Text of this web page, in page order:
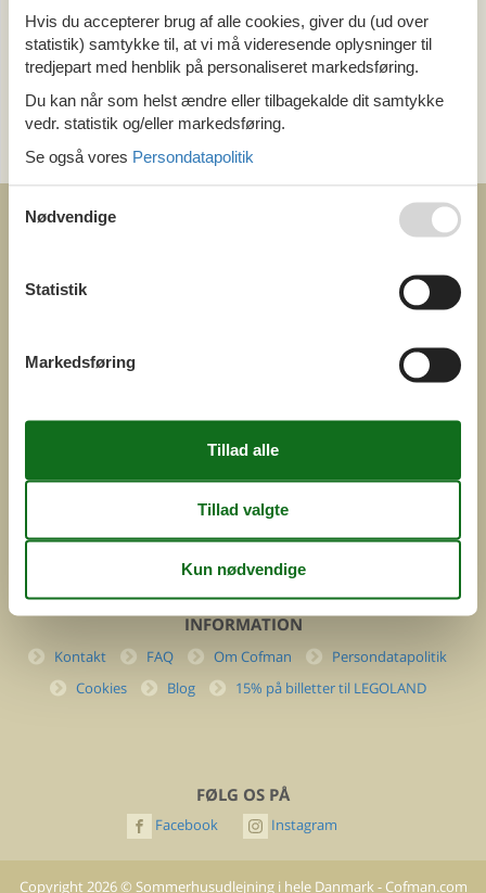
Tema
Alle
Kategori
Alle
Momsnr.: DK26347688
info@cofman.com
INFORMATION
Kontakt FAQ Om Cofman
Persondatapolitik
Cookies
Blog 15% på billetter til LEGOLAND
FØLG OS PÅ
Facebook Instagram
Copyright 2026© Sommerhusudlejning i hele Danmark - Cofman.com
Hvis du accepterer brug af alle cookies, giver du (ud over
statistik) samtykke til, at vi må videresende oplysninger til
tredjepart med henblik på personaliseret markedsføring.
Du kan når som helst ændre eller tilbagekalde dit samtykke
vedr. statistik og/eller markedsføring.
Se også vores Persondatapolitik
Nødvendige
Statistik
Markedsføring